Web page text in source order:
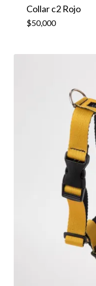
Collar c2 Rojo
$50,000